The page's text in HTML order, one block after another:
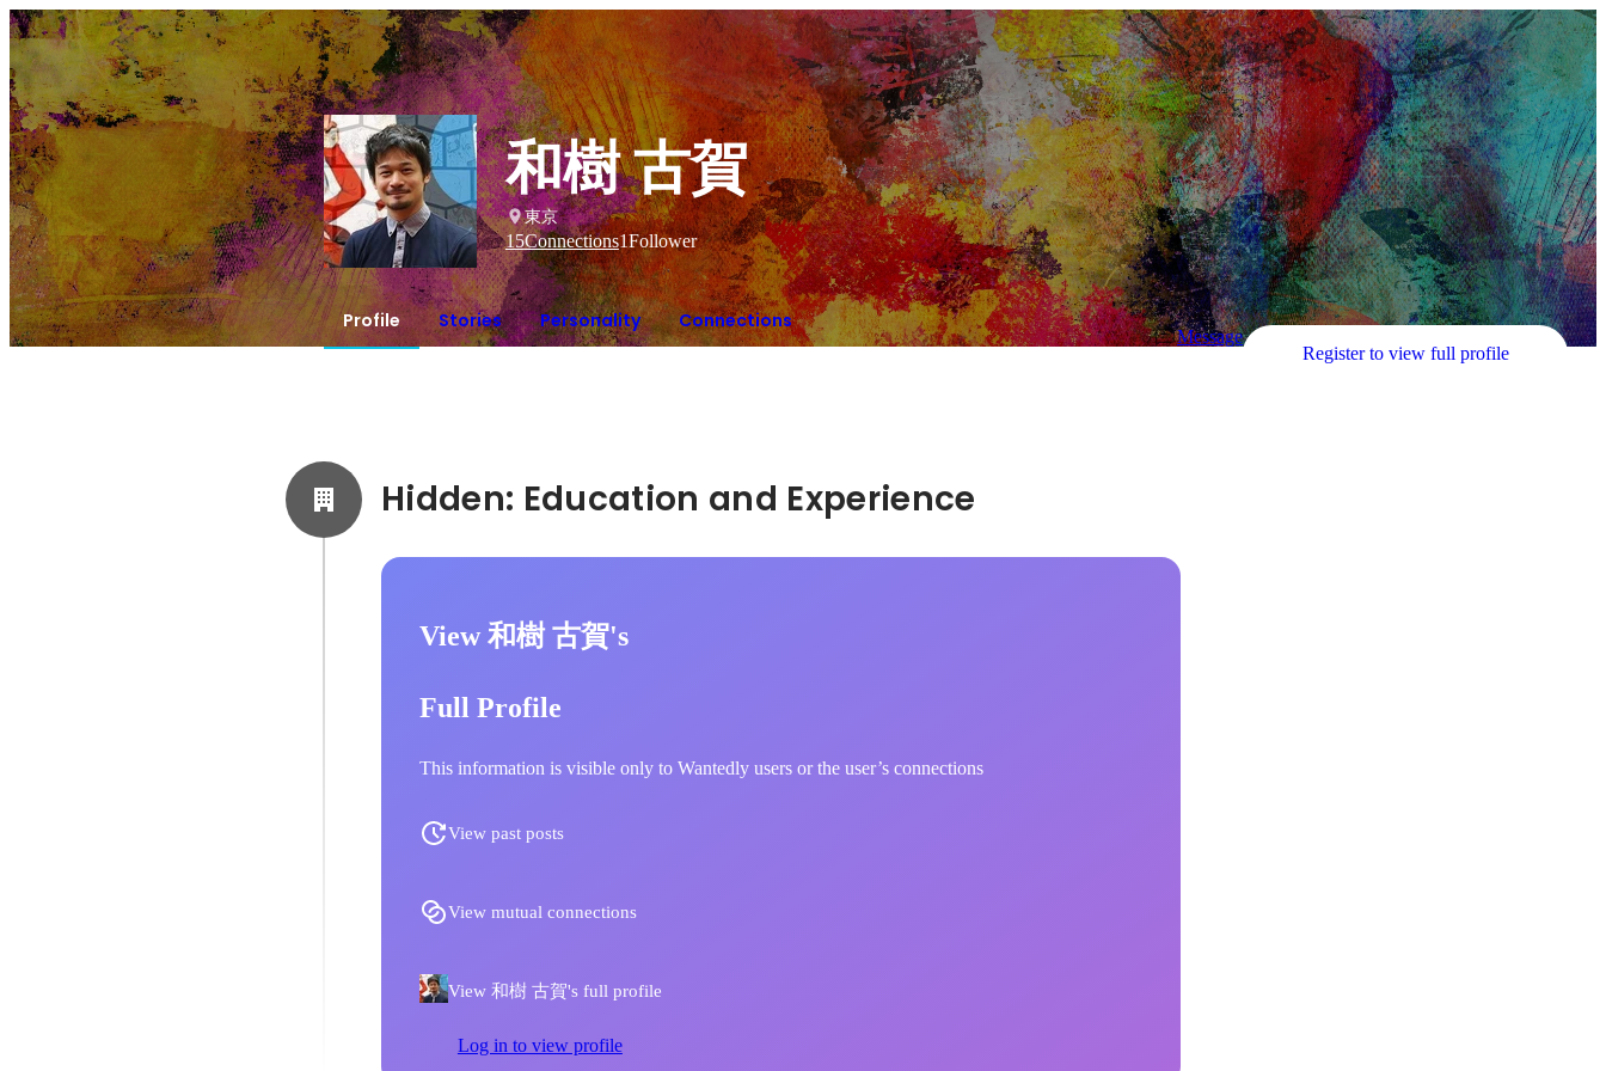
和樹 古賀
東京
15Connections1Follower
Profile Stories Personality Connections
Message
Register to view full profile
View 和樹 古賀's
Full Profile
This information is visible only to Wantedly users or the user’s connections
View past posts
View mutual connections
View 和樹 古賀's full profile
Log in to view profile